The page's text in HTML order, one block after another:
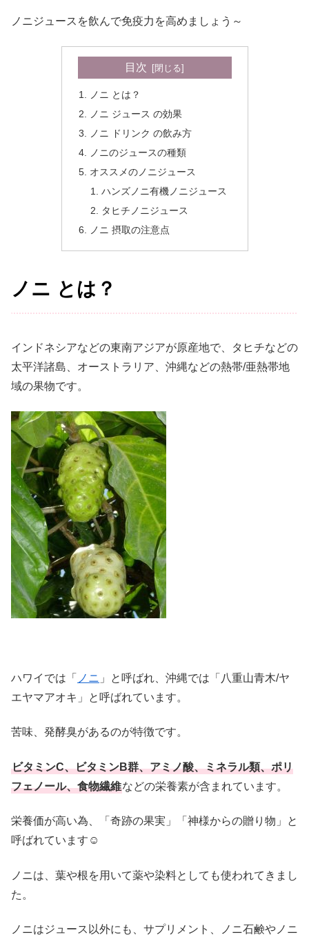
ノニジュースを飲んで免疫力を高めましょう～
目次
ノニ とは？
ノニ ジュース の効果
ノニ ドリンク の飲み方
ノニのジュースの種類
オススメのノニジュース
ハンズノニ有機ノニジュース
タヒチノニジュース
ノニ 摂取の注意点
ノニ とは？
インドネシアなどの東南アジアが原産地で、タヒチなどの
太平洋諸島、オーストラリア、沖縄などの熱帯/亜熱帯地
域の果物です。
ハワイでは「 ノニ 」と呼ばれ、沖縄では「八重山青木/ヤ
エヤマアオキ」と呼ばれています。
苦味、発酵臭があるのが特徴です。
ビタミンC、ビタミンB群、アミノ酸、ミネラル類、ポリ
フェノール、食物繊維などの栄養素が含まれています。
栄養価が高い為、「奇跡の果実」「神様からの贈り物」と
呼ばれています☺
ノニは、葉や根を用いて薬や染料としても使われてきまし
た。
ノニはジュース以外にも、サプリメント、ノニ石鹸やノニ